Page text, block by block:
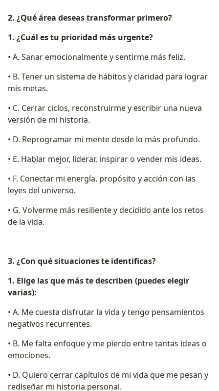
2. ¿Qué área deseas transformar primero?
1. ¿Cuál es tu prioridad más urgente?
• A. Sanar emocionalmente y sentirme más feliz.
• B. Tener un sistema de hábitos y claridad para lograr
mis metas.
• C. Cerrar ciclos, reconstruirme y escribir una nueva
versión de mi historia.
• D. Reprogramar mi mente desde lo más profundo.
• E. Hablar mejor, liderar, inspirar o vender mis ideas.
• F. Conectar mi energía, propósito y acción con las
leyes del universo.
• G. Volverme más resiliente y decidido ante los retos
de la vida.
3. ¿Con qué situaciones te identificas?
1. Elige las que más te describen (puedes elegir
varias):
• A. Me cuesta disfrutar la vida y tengo pensamientos
negativos recurrentes.
• B. Me falta enfoque y me pierdo entre tantas ideas o
emociones.
• D. Quiero cerrar capítulos de mi vida que me pesan y
rediseñar mi historia personal.